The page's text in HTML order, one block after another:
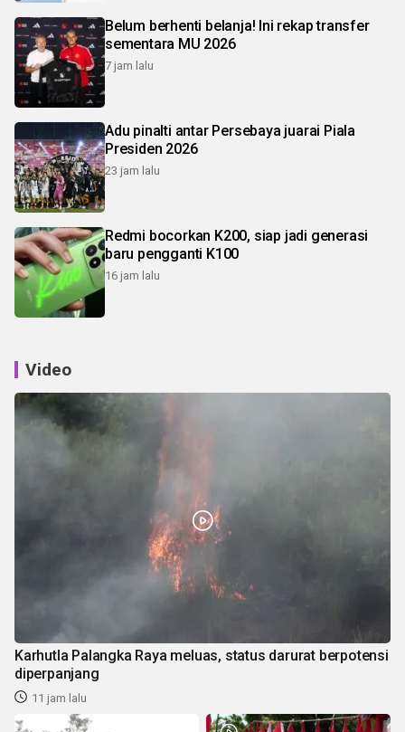
Belum berhenti belanja! Ini rekap transfer
sementara MU 2026
7 jam lalu
Adu pinalti antar Persebaya juarai Piala
Presiden 2026
23 jam lalu
Redmi bocorkan K200, siap jadi generasi
baru pengganti K100
16 jam lalu
Video
Karhutla Palangka Raya meluas, status darurat berpotensi
diperpanjang
11 jam lalu